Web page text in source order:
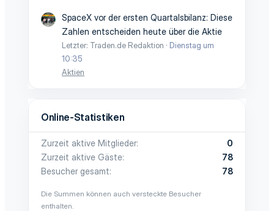
SpaceX vor der ersten Quartalsbilanz: Diese
Zahlen entscheiden heute über die Aktie
Letzter: Traden.de Redaktion
Dienstag um
10:35
Aktien
Online-Statistiken
Zurzeit aktive Mitglieder
0
Zurzeit aktive Gäste
78
Besucher gesamt
78
Die Summen können auch versteckte Besucher
enthalten.